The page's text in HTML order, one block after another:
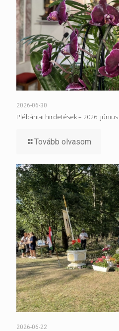
2026-06-30
Plébániai hirdetések – 2026. június
Tovább olvasom
2026-06-22